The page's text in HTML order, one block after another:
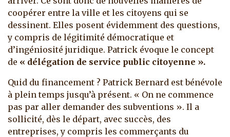
coopérer entre la ville et les citoyens qui se
dessinent. Elles posent évidemment des questions,
y compris de légitimité démocratique et
d’ingéniosité juridique. Patrick évoque le concept
de « délégation de service public citoyenne ».
Quid du financement ? Patrick Bernard est bénévole
à plein temps jusqu’à présent. « On ne commence
pas par aller demander des subventions ». Il a
sollicité, dès le départ, avec succès, des
entreprises, y compris les commerçants du